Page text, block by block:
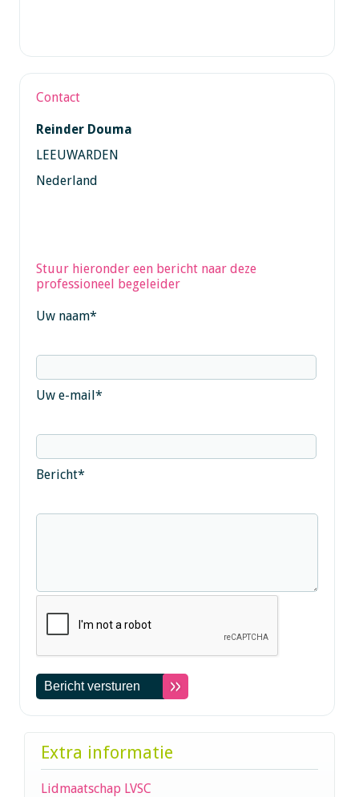
Contact
Reinder Douma
LEEUWARDEN
Nederland
Stuur hieronder een bericht naar deze
professioneel begeleider
Uw naam*
Uw e-mail*
Bericht*
Extra informatie
Lidmaatschap LVSC